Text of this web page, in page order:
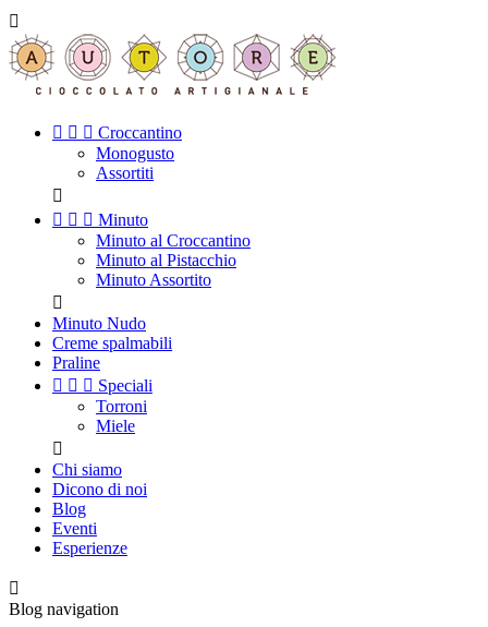

   Croccantino
Monogusto
Assortiti

   Minuto
Minuto al Croccantino
Minuto al Pistacchio
Minuto Assortito

Minuto Nudo
Creme spalmabili
Praline
   Speciali
Torroni
Miele

Chi siamo
Dicono di noi
Blog
Eventi
Esperienze

Blog navigation